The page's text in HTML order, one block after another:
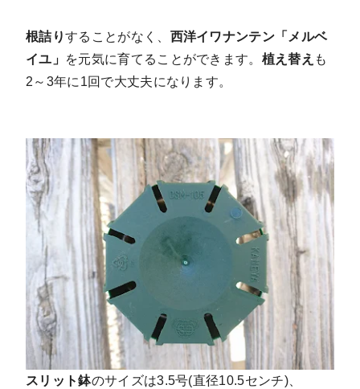
根詰りすることがなく、 西洋イワナンテン「メルベ
イユ」 を元気に育てることができます。 植え替え も
2～3年に1回で大丈夫になります。
スリット鉢のサイズは3.5号(直径10.5センチ)、